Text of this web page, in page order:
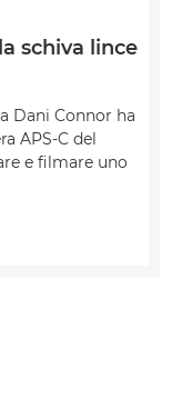
schiva lince
Dani Connor ha
APS-C del
e filmare uno